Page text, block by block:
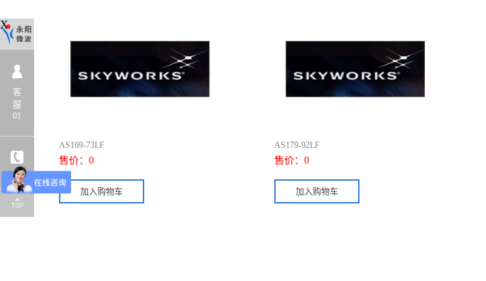
AS169-73LF
售价： 0
AS179-92LF
售价： 0
X
客
服
01